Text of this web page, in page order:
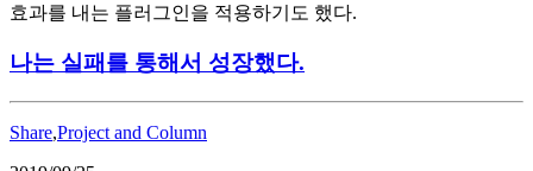
효과를 내는 플러그인을 적용하기도 했다.
나는 실패를 통해서 성장했다.
Share,Project and Column